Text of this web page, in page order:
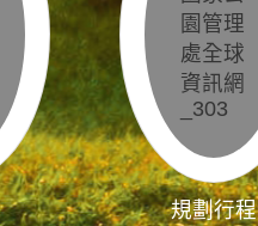
規劃行程